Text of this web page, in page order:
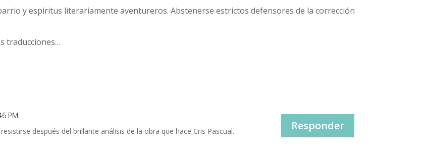
y espíritus literariamente aventureros. Abstenerse estrictos defensores de la corrección
traducciones…
PM
después del brillante análisis de la obra que hace Cris Pascual.
Responder